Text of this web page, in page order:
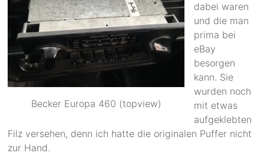
Becker Europa 460 (topview)
dabei waren
und die man
prima bei
eBay
besorgen
kann. Sie
wurden noch
mit etwas
aufgeklebten
Filz versehen, denn ich hatte die originalen Puffer nicht
zur Hand.